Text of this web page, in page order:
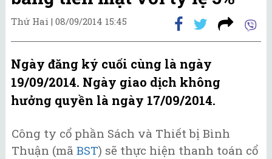
Thứ Hai | 08/09/2014 15:45
Ngày đăng ký cuối cùng là ngày
19/09/2014. Ngày giao dịch không
hưởng quyền là ngày 17/09/2014.
Công ty cổ phần Sách và Thiết bị Bình
Thuận (mã BST) sẽ thực hiện thanh toán cổ